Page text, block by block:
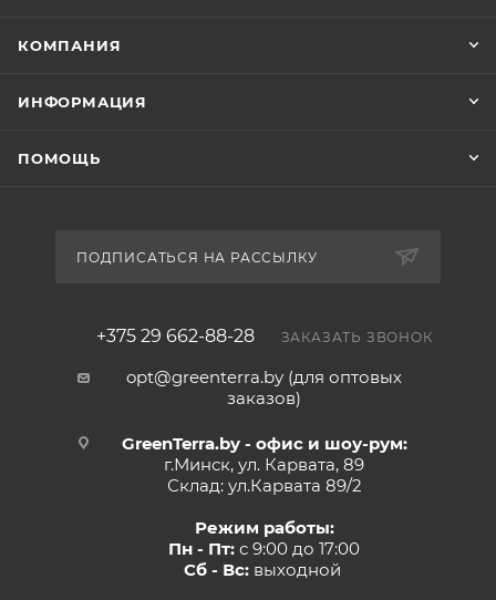
КОМПАНИЯ
ИНФОРМАЦИЯ
ПОМОЩЬ
ПОДПИСАТЬСЯ НА РАССЫЛКУ
+375 29 662-88-28 ЗАКАЗАТЬ ЗВОНОК
opt@greenterra.by (для оптовых
заказов)
GreenTerra.by - офис и шоу-рум:
г.Минск, ул. Карвата, 89
Склад: ул.Карвата 89/2
Режим работы:
Пн - Пт: с 9:00 до 17:00
Сб - Вс:выходной